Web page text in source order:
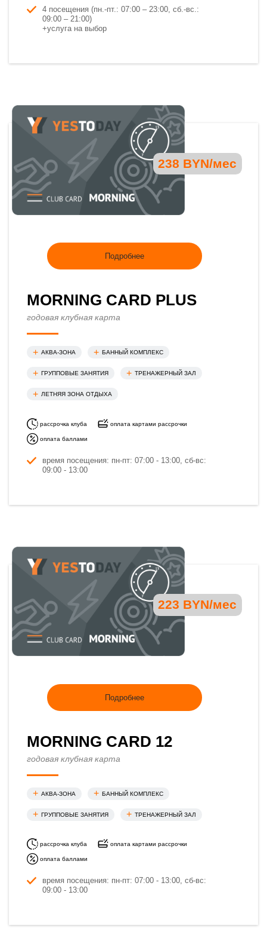
4 посещения (пн.-пт.: 07:00 – 23:00, сб.-вс.:
09:00 – 21:00)
+услуга на выбор
238 BYN/мес
Подробнее
MORNING CARD PLUS
годовая клубная карта
АКВА-ЗОНА БАННЫЙ КОМПЛЕКС
ГРУППОВЫЕ ЗАНЯТИЯ ТРЕНАЖЕРНЫЙ ЗАЛ
ЛЕТНЯЯ ЗОНА ОТДЫХА
рассрочка клуба оплата картами рассрочки
оплата баллами
время посещения: пн-пт: 07:00 - 13:00, сб-вс:
09:00 - 13:00
223 BYN/мес
Подробнее
MORNING CARD 12
годовая клубная карта
АКВА-ЗОНА БАННЫЙ КОМПЛЕКС
ГРУППОВЫЕ ЗАНЯТИЯ ТРЕНАЖЕРНЫЙ ЗАЛ
рассрочка клуба оплата картами рассрочки
оплата баллами
время посещения: пн-пт: 07:00 - 13:00, сб-вс:
09:00 - 13:00